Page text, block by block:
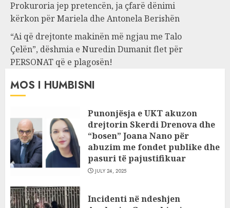
Prokuroria jep pretencën, ja çfarë dënimi
kërkon për Mariela dhe Antonela Berishën
“Ai që drejtonte makinën më ngjau me Talo
Çelën”, dëshmia e Nuredin Dumanit flet për
PERSONAT që e plagosën!
MOS I HUMBISNI
Punonjësja e UKT akuzon
drejtorin Skerdi Drenova dhe
“bosen” Joana Nano për
abuzim me fondet publike dhe
pasuri të pajustifikuar
JULY 24, 2025
Incidenti në ndeshjen